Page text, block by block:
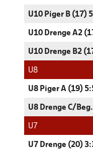
U10 Piger B (17)
U10 Drenge A2
U10 Drenge B2
U8
U8 Piger A (19)
U8 Drenge C/
U7
U7 Drenge (20)